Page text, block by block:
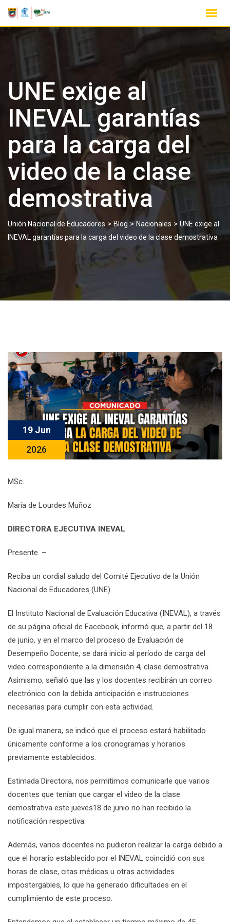
UNE exige al
INEVAL garantías
para la carga del
video de la clase
demostrativa
Unión Nacional de Educadores > Blog> Nacionales > UNE exige al
INEVAL garantías para la carga del video de la clase demostrativa
19 Jun
2026
MSc.
María de Lourdes Muñoz
DIRECTORA EJECUTIVA INEVAL
Presente. –
Reciba un cordial saludo del Comité Ejecutivo de la Unión
Nacional de Educadores (UNE).
El Instituto Nacional de Evaluación Educativa (INEVAL), a través
de su página oficial de Facebook, informó que, a partir del 18
de junio, y en el marco del proceso de Evaluación de
Desempeño Docente, se dará inicio al período de carga del
video correspondiente a la dimensión 4, clase demostrativa.
Asimismo, señaló que las y los docentes recibirán un correo
electrónico con la debida anticipación e instrucciones
necesarias para cumplir con esta actividad.
De igual manera, se indicó que el proceso estará habilitado
únicamente conforme a los cronogramas y horarios
previamente establecidos.
Estimada Directora, nos permitimos comunicarle que varios
docentes que tenían que cargar el video de la clase
demostrativa este jueves18 de junio no han recibido la
notificación respectiva.
Además, varios docentes no pudieron realizar la carga debido a
que el horario establecido por el INEVAL coincidió con sus
horas de clase, citas médicas u otras actividades
impostergables, lo que ha generado dificultades en el
cumplimiento de este proceso.